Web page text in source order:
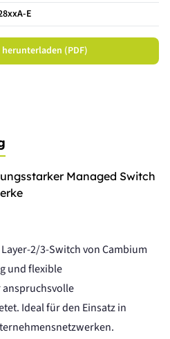
E
(PDF)
Managed Switch
2/3-Switch von Cambium
und flexible
Ideal für den Einsatz in